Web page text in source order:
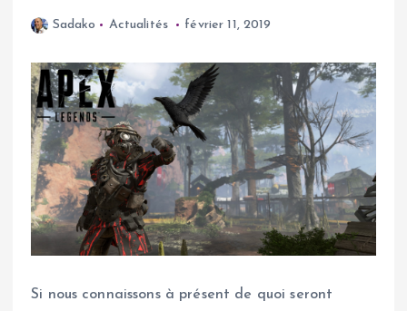
Sadako Actualités février 11, 2019
Si nous connaissons à présent de quoi seront